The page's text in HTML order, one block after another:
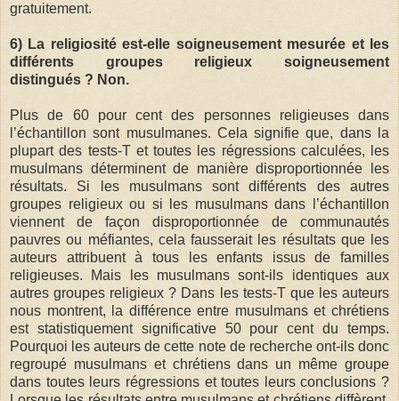
gratuitement.
6) La religiosité est-elle soigneusement mesurée et les
différents groupes religieux soigneusement
distingués ? Non.
Plus de 60 pour cent des personnes religieuses dans
l’échantillon sont musulmanes. Cela signifie que, dans la
plupart des tests-T et toutes les régressions calculées, les
musulmans déterminent de manière disproportionnée les
résultats. Si les musulmans sont différents des autres
groupes religieux ou si les musulmans dans l’échantillon
viennent de façon disproportionnée de communautés
pauvres ou méfiantes, cela fausserait les résultats que les
auteurs attribuent à tous les enfants issus de familles
religieuses. Mais les musulmans sont-ils identiques aux
autres groupes religieux ? Dans les tests-T que les auteurs
nous montrent, la différence entre musulmans et chrétiens
est statistiquement significative 50 pour cent du temps.
Pourquoi les auteurs de cette note de recherche ont-ils donc
regroupé musulmans et chrétiens dans un même groupe
dans toutes leurs régressions et toutes leurs conclusions ?